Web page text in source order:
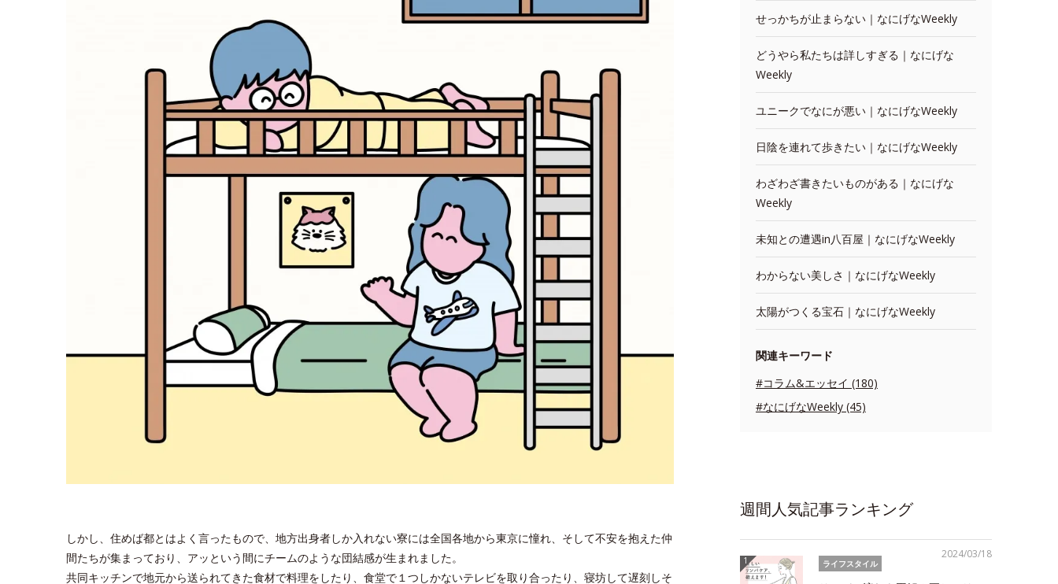
しかし、住めば都とはよく言ったもので、地方出身者しか入れない寮には全国各地から東京に憧れ、そして不安を抱えた仲
間たちが集まっており、アッという間にチームのような団結感が生まれました。
共同キッチンで地元から送られてきた食材で料理をしたり、食堂で１つしかないテレビを取り合ったり、寝坊して遅刻しそ
せっかちが止まらない｜なにげなWeekly
どうやら私たちは詳しすぎる｜なにげな
Weekly
ユニークでなにが悪い｜なにげなWeekly
日陰を連れて歩きたい｜なにげなWeekly
わざわざ書きたいものがある｜なにげな
Weekly
未知との遭遇in八百屋｜なにげなWeekly
わからない美しさ｜なにげなWeekly
太陽がつくる宝石｜なにげなWeekly
関連キーワード
#コラム&エッセイ (180)
#なにげなWeekly (45)
週間人気記事ランキング
2024/03/18
ライフスタイル